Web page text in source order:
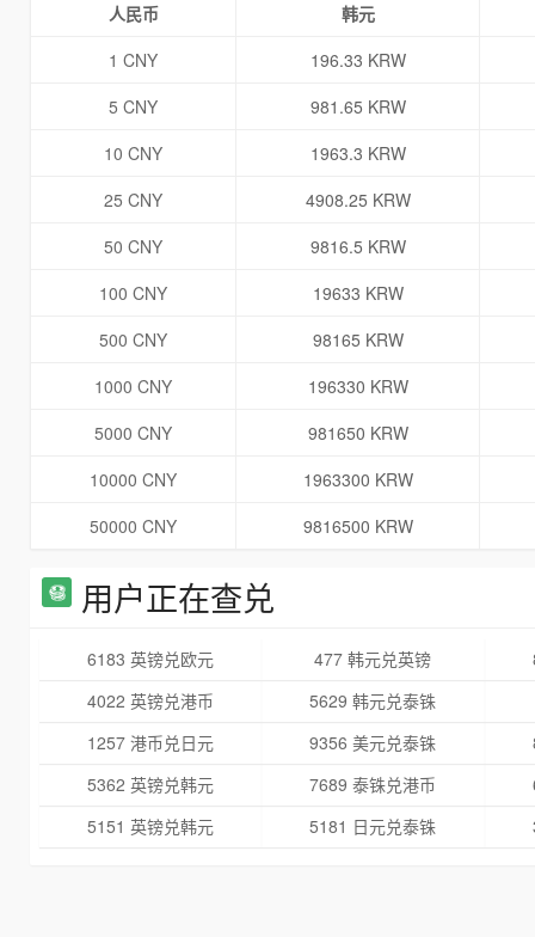
人民币
韩元
1 CNY
196.33 KRW
5 CNY
981.65 KRW
10 CNY
1963.3 KRW
25 CNY
4908.25 KRW
50 CNY
9816.5 KRW
100 CNY
19633 KRW
500 CNY
98165 KRW
1000 CNY
196330 KRW
5000 CNY
981650 KRW
10000 CNY
1963300 KRW
50000 CNY
9816500 KRW
用户正在查兑
6183 英镑兑欧元 477 韩元兑英镑
4022 英镑兑港币
5629 韩元兑泰铢
1257 港币兑日元
9356 美元兑泰铢
5362 英镑兑韩元
7689 泰铢兑港币
5151 英镑兑韩元
5181 日元兑泰铢